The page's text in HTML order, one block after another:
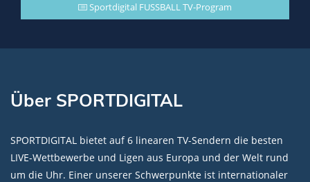
Sportdigital FUSSBALL TV-Program
Über SPORTDIGITAL
SPORTDIGITAL bietet auf 6 linearen TV-Sendern die besten
LIVE-Wettbewerbe und Ligen aus Europa und der Welt rund
um die Uhr. Einer unserer Schwerpunkte ist internationaler